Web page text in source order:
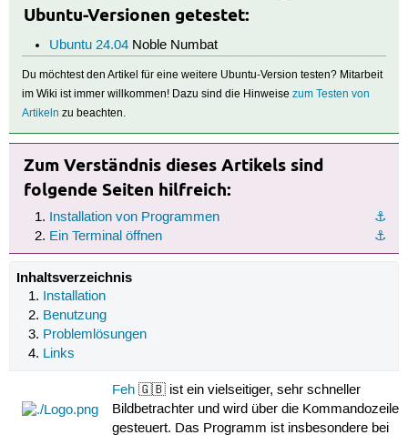
Ubuntu-Versionen getestet:
Ubuntu 24.04Noble Numbat
Du möchtest den Artikel für eine weitere Ubuntu-Version testen? Mitarbeit
im Wiki ist immer willkommen! Dazu sind die Hinweisezum Testen von
Artikeln zu beachten.
Zum Verständnis dieses Artikels sind
folgende Seiten hilfreich:
⚓︎
Installation von Programmen
⚓︎
Ein Terminal öffnen
Inhaltsverzeichnis
Installation
Benutzung
Problemlösungen
Links
Feh 🇬🇧 ist ein vielseitiger, sehr schneller
Bildbetrachter und wird über die Kommandozeile
gesteuert. Das Programm ist insbesondere bei